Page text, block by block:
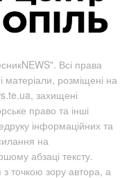
Всі права
матеріали, розміщені на
захищені
право та інші
інформаційних та
на
абзаці тексту.
з точкою зору автора, а